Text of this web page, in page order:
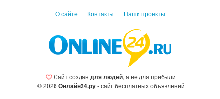
О сайте Контакты Наши проекты
Сайт создан для людей, а не для прибыли
© 2026 Онлайн24.ру- сайт бесплатных объявлений